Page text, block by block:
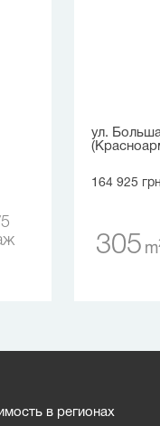
5
ул.
164 925
305 m
в регионах